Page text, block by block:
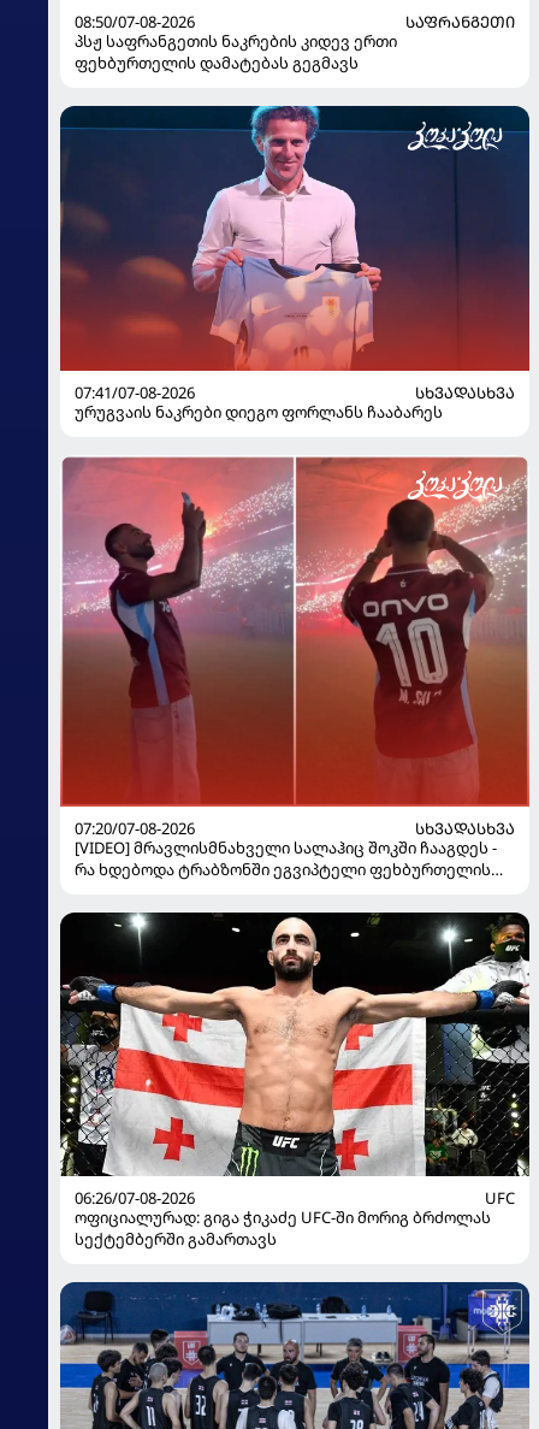
08:50/07-08-2026
ᲡᲐᲤᲠᲐᲜᲒᲔᲗᲘ
პსჟ საფრანგეთის ნაკრების კიდევ ერთი
ფეხბურთელის დამატებას გეგმავს
07:41/07-08-2026
ᲡᲮᲕᲐᲓᲐᲡᲮᲕᲐ
ურუგვაის ნაკრები დიეგო ფორლანს ჩააბარეს
07:20/07-08-2026
ᲡᲮᲕᲐᲓᲐᲡᲮᲕᲐ
[VIDEO] მრავლისმნახველი სალაჰიც შოკში ჩააგდეს -
რა ხდებოდა ტრაბზონში ეგვიპტელი ფეხბურთელის
06:26/07-08-2026
UFC
ოფიციალურად: გიგა ჭიკაძე UFC-ში მორიგ ბრძოლას
სექტემბერში გამართავს